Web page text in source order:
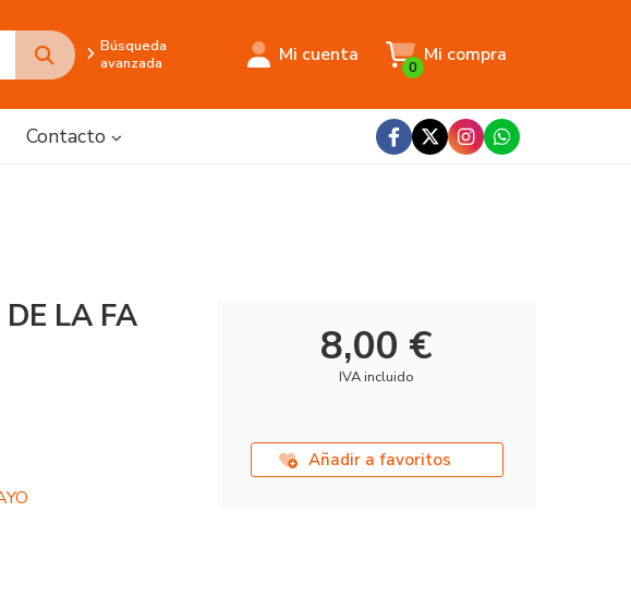
Búsqueda
avanzada
Mi cuenta Mi compra
0
Contacto
LA FA
8,00 €
IVA incluido
Añadir a favoritos